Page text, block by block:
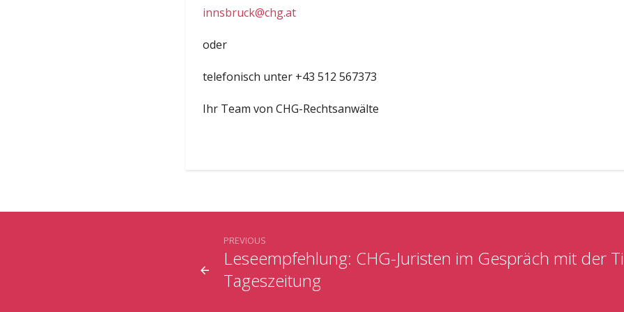
innsbruck@chg.at
oder
telefonisch unter +43 512 567373
Ihr Team von CHG-Rechtsanwälte
Leseempfehlung: CHG-Juristen im Gespräch mit der
Tageszeitung
PREVIOUS